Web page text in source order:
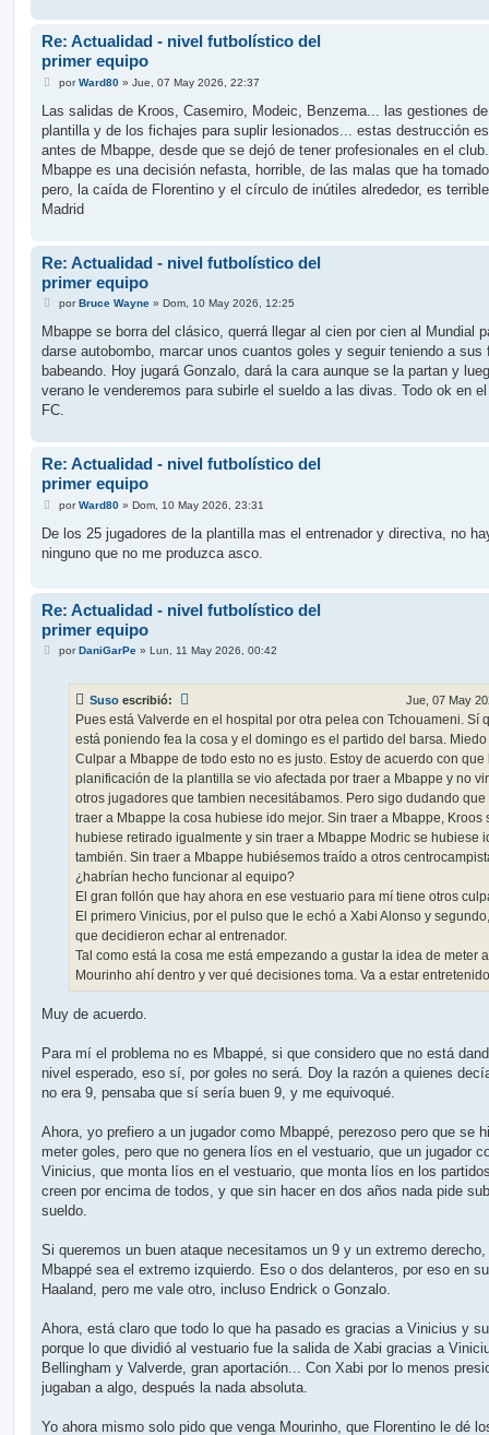
Re: Actualidad - nivel futbolístico del
primer equipo
M
n
a
j
porWard80» Jue, 07 May 2026, 22:37
Las salidas de Kroos, Casemiro, Modeic, Benzema... las gestiones
plantilla y de los fichajes para suplir lesionados... estas destrucción
antes de Mbappe, desde que se dejó de tener profesionales en el club.
Mbappe es una decisión nefasta, horrible, de las malas que ha
pero, la caída de Florentino y el círculo de inútiles alrededor, es
Madrid
Re: Actualidad - nivel futbolístico del
primer equipo
M
n
a
j
porBruce Wayne» Dom, 10 May 2026, 12:25
Mbappe se borra del clásico, querrá llegar al cien por cien al Mundial
darse autobombo, marcar unos cuantos goles y seguir teniendo a sus
babeando. Hoy jugará Gonzalo, dará la cara aunque se la partan y
verano le venderemos para subirle el sueldo a las divas. Todo ok en
FC.
Re: Actualidad - nivel futbolístico del
primer equipo
M
n
a
porWard80» Dom, 10 May 2026, 23:31
De los 25 jugadores de la plantilla mas el entrenador y directiva, no
ninguno que no me produzca asco.
Re: Actualidad - nivel futbolístico del
primer equipo
MporDaniGarPe» Lun, 11 May 2026, 00:42
Suso escribió: Jue, 07 May
Pues está Valverde en el hospital por otra pelea con Tchouameni. Sí
está poniendo fea la cosa y el domingo es el partido del barsa.
Culpar a Mbappe de todo esto no es justo. Estoy de acuerdo con que
planificación de la plantilla se vio afectada por traer a Mbappe y no
otros jugadores que tambien necesitábamos. Pero sigo dudando que
traer a Mbappe la cosa hubiese ido mejor. Sin traer a Mbappe, Kroos
hubiese retirado igualmente y sin traer a Mbappe Modric se hubiese
también. Sin traer a Mbappe hubiésemos traído a otros
¿habrían hecho funcionar al equipo?
El gran follón que hay ahora en ese vestuario para mí tiene otros
El primero Vinicius, por el pulso que le echó a Xabi Alonso y
que decidieron echar al entrenador.
Tal como está la cosa me está empezando a gustar la idea de meter a
Mourinho ahí dentro y ver qué decisiones toma. Va a estar
Muy de acuerdo.
Para mí el problema no es Mbappé, si que considero que no está
nivel esperado, eso sí, por goles no será. Doy la razón a quienes
no era 9, pensaba que sí sería buen 9, y me equivoqué.
Ahora, yo prefiero a un jugador como Mbappé, perezoso pero que se
meter goles, pero que no genera líos en el vestuario, que un jugador
Vinicius, que monta líos en el vestuario, que monta líos en los
creen por encima de todos, y que sin hacer en dos años nada pide
sueldo.
Si queremos un buen ataque necesitamos un 9 y un extremo
Mbappé sea el extremo izquierdo. Eso o dos delanteros, por eso en
Haaland, pero me vale otro, incluso Endrick o Gonzalo.
Ahora, está claro que todo lo que ha pasado es gracias a Vinicius y
porque lo que dividió al vestuario fue la salida de Xabi gracias a
Bellingham y Valverde, gran aportación... Con Xabi por lo menos
jugaban a algo, después la nada absoluta.
Yo ahora mismo solo pido que venga Mourinho, que Florentino le dé